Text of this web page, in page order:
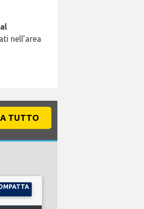
nell’area
TUTTO